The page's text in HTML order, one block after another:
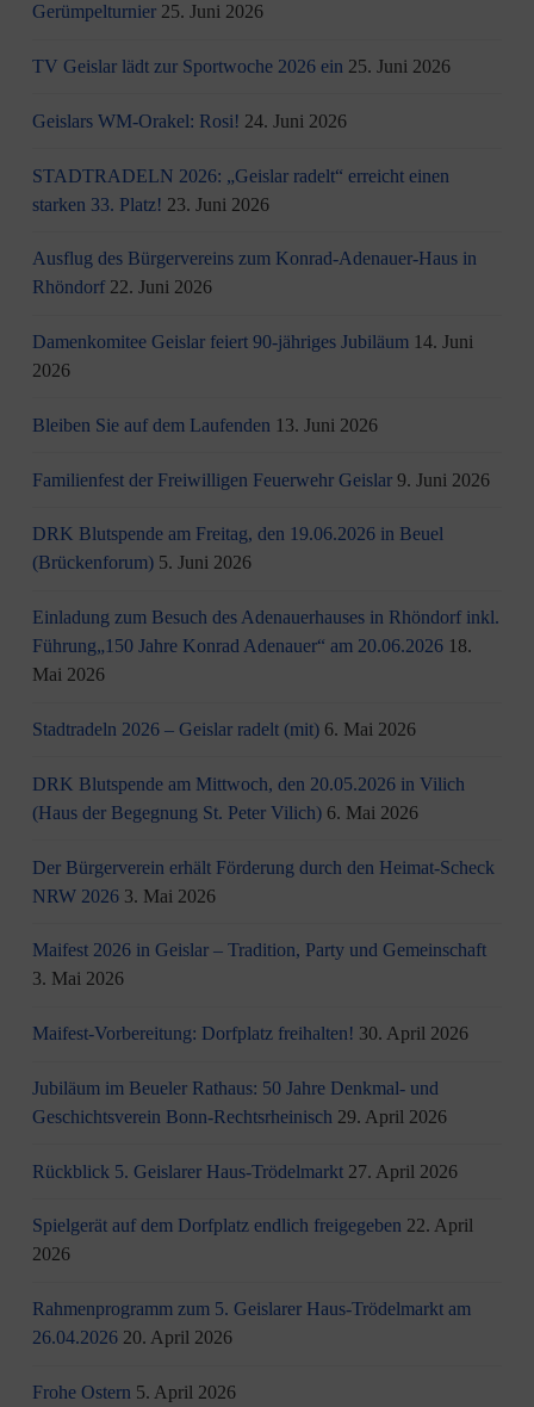
Gerümpelturnier 25. Juni 2026
TV Geislar lädt zur Sportwoche 2026 ein 25. Juni 2026
Geislars WM-Orakel: Rosi! 24. Juni 2026
STADTRADELN 2026: „Geislar radelt“ erreicht einen
starken 33. Platz! 23. Juni 2026
Ausflug des Bürgervereins zum Konrad-Adenauer-Haus in
Rhöndorf 22. Juni 2026
Damenkomitee Geislar feiert 90-jähriges Jubiläum 14. Juni
2026
Bleiben Sie auf dem Laufenden 13. Juni 2026
Familienfest der Freiwilligen Feuerwehr Geislar 9. Juni 2026
DRK Blutspende am Freitag, den 19.06.2026 in Beuel
(Brückenforum) 5. Juni 2026
Einladung zum Besuch des Adenauerhauses in Rhöndorf inkl.
Führung„150 Jahre Konrad Adenauer“ am 20.06.2026 18.
Mai 2026
Stadtradeln 2026 – Geislar radelt (mit) 6. Mai 2026
DRK Blutspende am Mittwoch, den 20.05.2026 in Vilich
(Haus der Begegnung St. Peter Vilich) 6. Mai 2026
Der Bürgerverein erhält Förderung durch den Heimat-Scheck
NRW 2026 3. Mai 2026
Maifest 2026 in Geislar – Tradition, Party und Gemeinschaft
3. Mai 2026
Maifest-Vorbereitung: Dorfplatz freihalten! 30. April 2026
Jubiläum im Beueler Rathaus: 50 Jahre Denkmal- und
Geschichtsverein Bonn-Rechtsrheinisch 29. April 2026
Rückblick 5. Geislarer Haus-Trödelmarkt 27. April 2026
Spielgerät auf dem Dorfplatz endlich freigegeben 22. April
2026
Rahmenprogramm zum 5. Geislarer Haus-Trödelmarkt am
26.04.2026 20. April 2026
Frohe Ostern 5. April 2026